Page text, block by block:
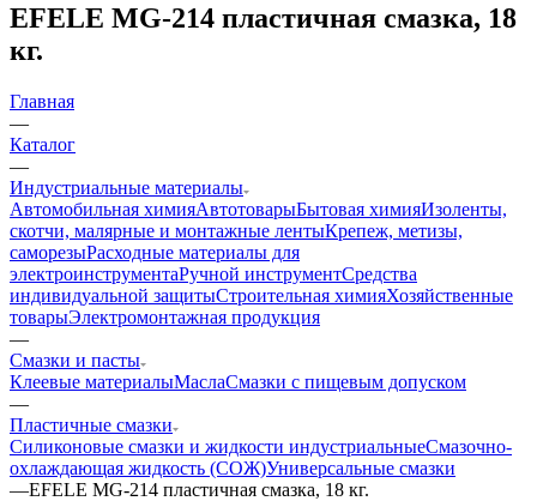
EFELE MG-214 пластичная смазка, 18
кг.
Главная
—
Каталог
—
Индустриальные материалы
Автомобильная химияАвтотоварыБытовая химияИзоленты,
скотчи, малярные и монтажные лентыКрепеж, метизы,
саморезыРасходные материалы для
электроинструментаРучной инструментСредства
индивидуальной защитыСтроительная химияХозяйственные
товарыЭлектромонтажная продукция
—
Смазки и пасты
Клеевые материалыМаслаСмазки с пищевым допуском
—
Пластичные смазки
Силиконовые смазки и жидкости индустриальныеСмазочно-
охлаждающая жидкость (СОЖ)Универсальные смазки
—EFELE MG-214 пластичная смазка, 18 кг.